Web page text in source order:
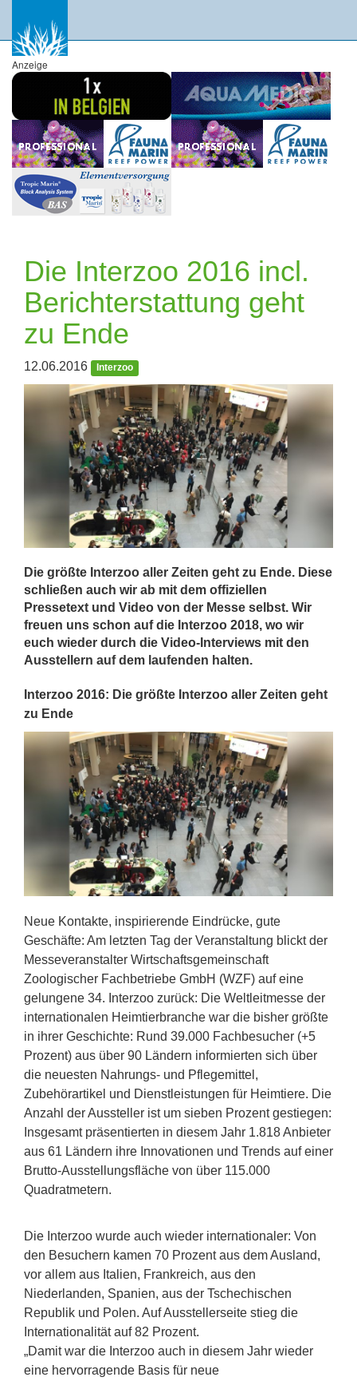
Anzeige
Die Interzoo 2016 incl.
Berichterstattung geht
zu Ende
12.06.2016 Interzoo
Die größte Interzoo aller Zeiten geht zu Ende. Diese
schließen auch wir ab mit dem offiziellen
Pressetext und Video von der Messe selbst. Wir
freuen uns schon auf die Interzoo 2018, wo wir
euch wieder durch die Video-Interviews mit den
Ausstellern auf dem laufenden halten.
Interzoo 2016: Die größte Interzoo aller Zeiten geht
zu Ende
Neue Kontakte, inspirierende Eindrücke, gute
Geschäfte: Am letzten Tag der Veranstaltung blickt der
Messeveranstalter Wirtschaftsgemeinschaft
Zoologischer Fachbetriebe GmbH (WZF) auf eine
gelungene 34. Interzoo zurück: Die Weltleitmesse der
internationalen Heimtierbranche war die bisher größte
in ihrer Geschichte: Rund 39.000 Fachbesucher (+5
Prozent) aus über 90 Ländern informierten sich über
die neuesten Nahrungs- und Pflegemittel,
Zubehörartikel und Dienstleistungen für Heimtiere. Die
Anzahl der Aussteller ist um sieben Prozent gestiegen:
Insgesamt präsentierten in diesem Jahr 1.818 Anbieter
aus 61 Ländern ihre Innovationen und Trends auf einer
Brutto-Ausstellungsfläche von über 115.000
Quadratmetern.
Die Interzoo wurde auch wieder internationaler: Von
den Besuchern kamen 70 Prozent aus dem Ausland,
vor allem aus Italien, Frankreich, aus den
Niederlanden, Spanien, aus der Tschechischen
Republik und Polen. Auf Ausstellerseite stieg die
Internationalität auf 82 Prozent.
„Damit war die Interzoo auch in diesem Jahr wieder
eine hervorragende Basis für neue